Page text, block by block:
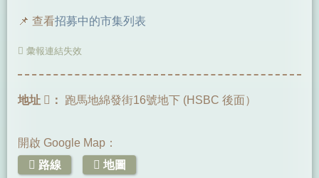
📌 查看招募中的市集列表
彙報連結失效
地址 ： 跑馬地綿發街16號地下 (HSBC 後面）
開啟 Google Map：
路線
地圖